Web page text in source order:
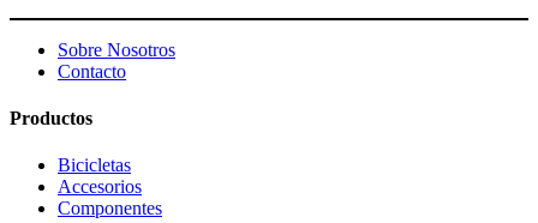
Sobre Nosotros
Contacto
Productos
Bicicletas
Accesorios
Componentes